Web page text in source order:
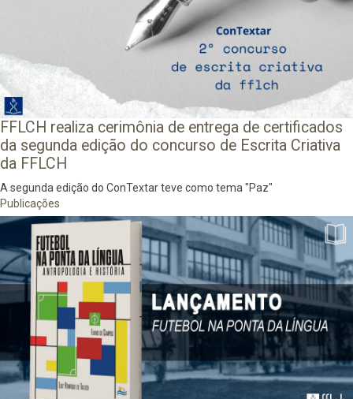
FFLCH realiza cerimônia de entrega de certificados
da segunda edição do concurso de Escrita Criativa
da FFLCH
A segunda edição do ConTextar teve como tema "Paz"
Publicações